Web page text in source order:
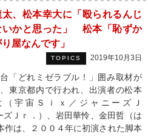
太、松本幸大に「殴られるんじ
いかと思った」 松本「恥ずか
り屋なんです」
TOPICS 2019年10月3日
「どれミゼラブル！」囲み取材が
東京都内で行われ、出演者の松本
（宇宙Ｓｉｘ／ジャニーズＪ
ズＪｒ．）、岩田華怜、金田哲（は
は、２００４年に初演された脚本